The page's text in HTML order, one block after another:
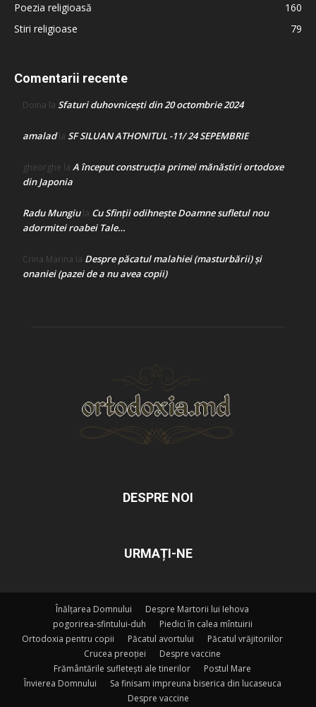
Poezia religioasă
160
Stiri religioase
79
Comentarii recente
Doina la Sfaturi duhovnicești din 20 octombrie 2024
amaladla SF SILUAN ATHONITUL -11/ 24 SEPEMBRIE
gheorghe la A început construcţia primei mănăstiri ortodoxe
din Japonia
Radu Mungiula Cu Sfinții odihnește Doamne sufletul nou
adormitei roabei Tale…
Crina Marina la Despre păcatul malahiei (masturbării) şi
onaniei (pazei de a nu avea copii)
DESPRE NOI
URMAȚI-NE
Înălțarea Domnului
Despre Martorii lui Iehova
pogorirea-sfintului-duh
Piedici în calea mîntuirii
Ortodoxia pentru copii
Păcatul avortului
Păcatul vrăjitoriilor
Crucea preoției
Despre vaccine
Frământările sufletești ale tinerilor
Postul Mare
Învierea Domnului
Sa finisam impreuna biserica din lucaseuca
Despre vaccine